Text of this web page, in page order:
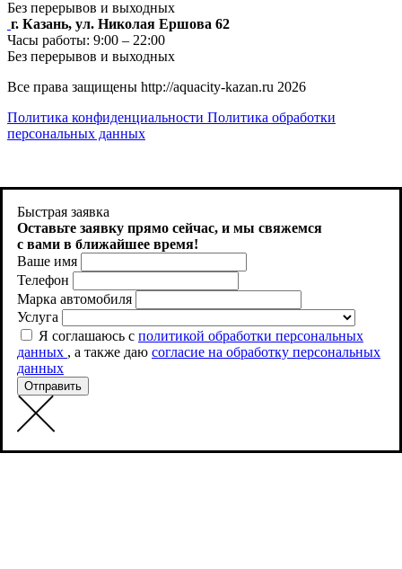
Без перерывов и выходных
г. Казань, ул. Николая Ершова 62
Часы работы: 9:00 – 22:00
Без перерывов и выходных
Все права защищены http://aquacity-kazan.ru 2026
Политика конфиденциальности Политика обработки
персональных данных
Быстрая заявка
Оставьте заявку прямо сейчас, и мы свяжемся
с вами в ближайшее время!
Ваше имя
Телефон
Марка автомобиля
Услуга
Я соглашаюсь с политикой обработки персональных
данных , а также даю согласие на обработку персональных
данных
Отправить
Продолжая использовать http://aquacity-kazan.ru , вы
соглашаетесь на использование файлов cookie. Как запретить
использование определенных файлов cookie можно найти в
Политике файлов Cookies
Принять